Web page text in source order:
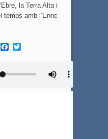
la Terra Alta i
temps amb l’Enric
F
T